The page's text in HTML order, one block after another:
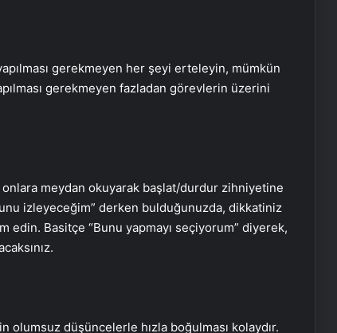
gerekmeyen her şeyi erteleyin, mümkün
gerekmeyen fazladan görevlerin üzerini
onlara meydan okuyarak başlat/durdur zihniyetine
izleyeceğim” derken bulduğunuzda, dikkatiniz
edin. Basitçe “Bunu yapmayı seçiyorum” diyerek,
olumsuz düşüncelerle hızla boğulması kolaydır.